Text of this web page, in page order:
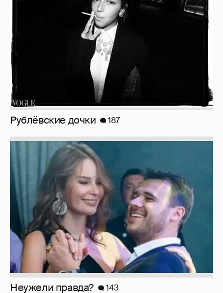
Рублёвские дочки 187
Неужели правда? 143